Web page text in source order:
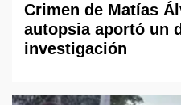
Crimen de Matías
autopsia aportó un
investigación